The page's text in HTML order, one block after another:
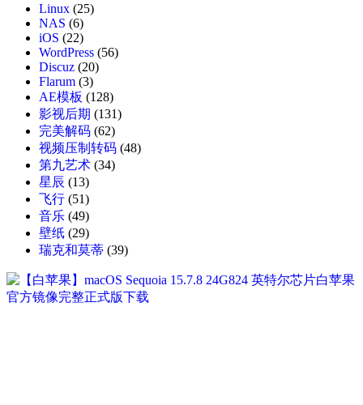
Linux (25)
NAS (6)
iOS (22)
WordPress (56)
Discuz (20)
Flarum (3)
AE模板 (128)
影视后期 (131)
完美解码 (62)
视频压制转码 (48)
第九艺术 (34)
星辰 (13)
飞行 (51)
音乐 (49)
壁纸 (29)
瑞克和莫蒂 (39)